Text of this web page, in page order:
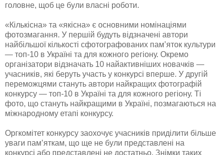
головне, щоб це були власні роботи.
«Кількісна» та «якісна» є основними номінаціями
фотозмагання. У першій будуть відзначені автори
найбільшої кількості сфотографованих пам’яток культури
— топ-10 в Україні та для кожного регіону. Окремо
організатори відзначать 10 найактивніших новачків —
учасників, які беруть участь у конкурсі вперше. У другій
переможцями стануть автори найкращих фотографій
конкурсу — топ-10 в Україні та для кожного регіону. Ті
фото, що стануть найкращими в Україні, позмагаються на
міжнародному етапі конкурсу.
Оргкомітет конкурсу заохочує учасників приділити більше
уваги пам’яткам, що ще не були представлені на
конкурсі або представлені не достатньо. Знімки таких